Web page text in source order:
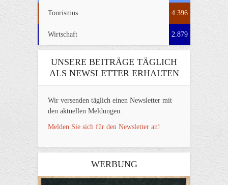
Tourismus 4.396
Wirtschaft 2.879
UNSERE BEITRÄGE TÄGLICH
ALS NEWSLETTER ERHALTEN
Wir versenden täglich einen Newsletter mit
den aktuellen Meldungen.
Melden Sie sich für den Newsletter an!
WERBUNG